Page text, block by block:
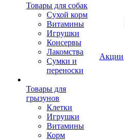
Товары для собак
Cухой корм
Витамины
Игрушки
Консервы
Лакомства
Сумки и
переноски
Товары для
грызунов
Клетки
Игрушки
Витамины
Корм
Акции